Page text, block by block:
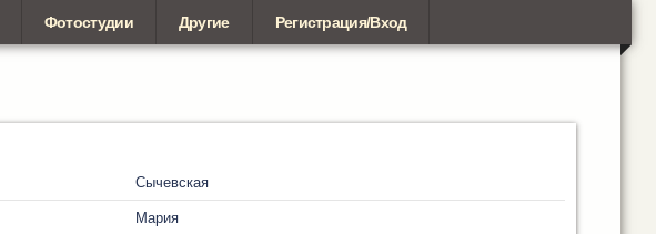
Фотостудии Другие Регистрация/Вход
Сычевская
Мария